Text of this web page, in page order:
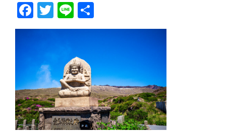
F
a
c
e
b
o
o
k
T
wi
tt
er
Li
n
有